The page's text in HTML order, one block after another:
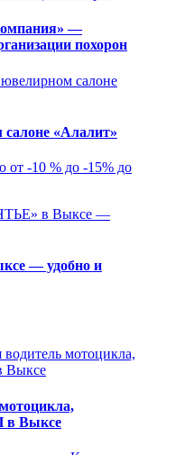
—
похорон
«Алалит»
от -10 % до -15% до
— удобно и
в Выксе